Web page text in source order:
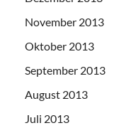
November 2013
Oktober 2013
September 2013
August 2013
Juli 2013